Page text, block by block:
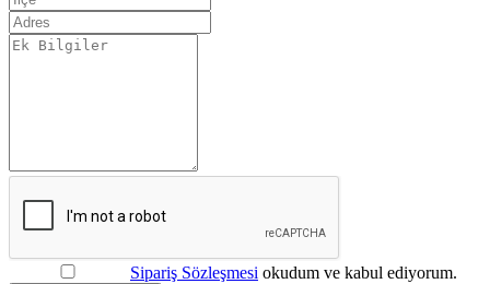
Sipariş Sözleşmesi okudum ve kabul ediyorum.